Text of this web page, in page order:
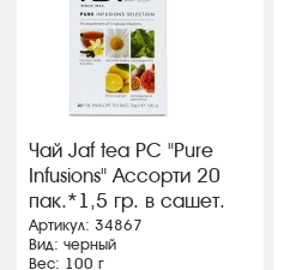
Чай Jaf tea PC "Pure
Infusions" Ассорти 20
пак.*1,5 гр. в сашет.
(24) ( )
Артикул: 34867
Вид: черный
Вес: 100 г